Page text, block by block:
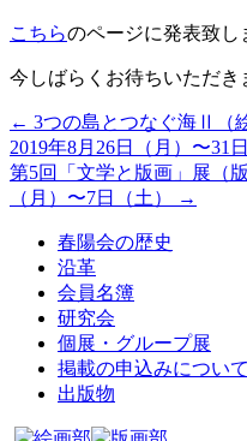
こちらのページに発表致し
今しばらくお待ちいただき
← 3つの島とつなぐ海Ⅱ（
2019年8月26日（月）〜31
第5回「文学と版画」展（
（月）〜7日（土）
→
春陽会の歴史
沿革
会員名簿
研究会
個展・グループ展
掲載の申込みについて
出版物